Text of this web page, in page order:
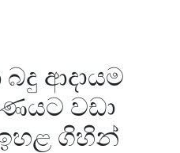
ආදායම
වඩා
ගිහින්